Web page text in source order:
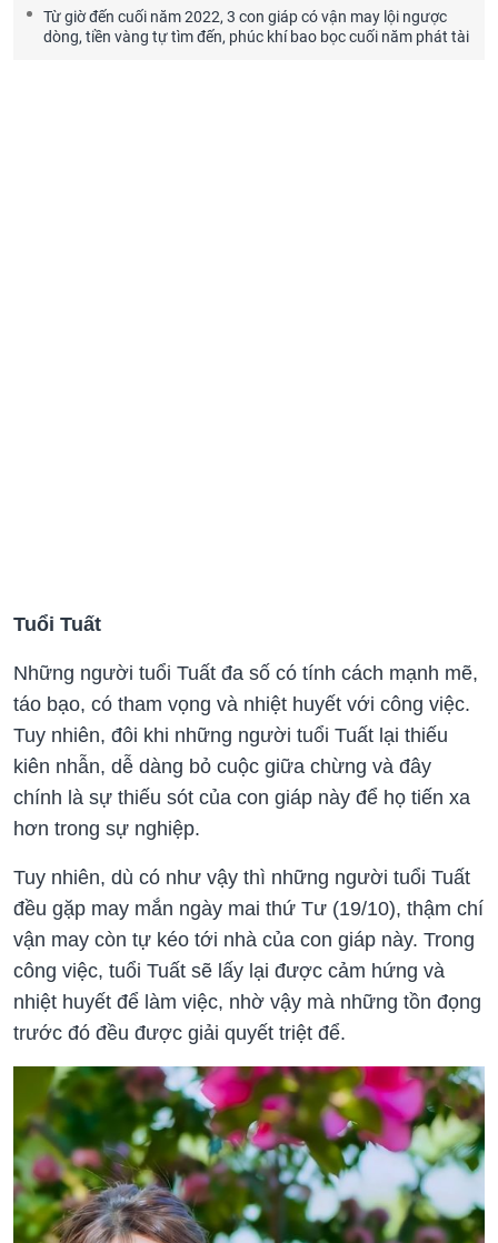
Từ giờ đến cuối năm 2022, 3 con giáp có vận may lội ngược
dòng, tiền vàng tự tìm đến, phúc khí bao bọc cuối năm phát tài
Tuổi Tuất
Những người tuổi Tuất đa số có tính cách mạnh mẽ,
táo bạo, có tham vọng và nhiệt huyết với công việc.
Tuy nhiên, đôi khi những người tuổi Tuất lại thiếu
kiên nhẫn, dễ dàng bỏ cuộc giữa chừng và đây
chính là sự thiếu sót của con giáp này để họ tiến xa
hơn trong sự nghiệp.
Tuy nhiên, dù có như vậy thì những người tuổi Tuất
đều gặp may mắn ngày mai thứ Tư (19/10), thậm chí
vận may còn tự kéo tới nhà của con giáp này. Trong
công việc, tuổi Tuất sẽ lấy lại được cảm hứng và
nhiệt huyết để làm việc, nhờ vậy mà những tồn đọng
trước đó đều được giải quyết triệt để.